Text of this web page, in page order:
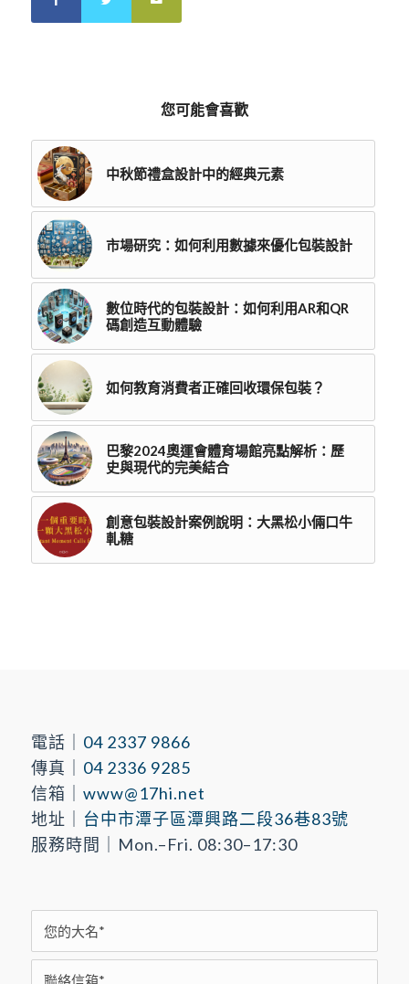
您可能會喜歡
中秋節禮盒設計中的經典元素
市場研究：如何利用數據來優化包裝設計
數位時代的包裝設計：如何利用AR和QR
碼創造互動體驗
如何教育消費者正確回收環保包裝？
巴黎2024奧運會體育場館亮點解析：歷
史與現代的完美結合
創意包裝設計案例說明：大黑松小倆口牛
軋糖
電話｜ 04 2337 9866
傳真｜ 04 2336 9285
信箱｜ www@17hi.net
地址｜
台中市潭子區潭興路二段36巷83號
服務時間｜Mon.–Fri. 08:30–17:30